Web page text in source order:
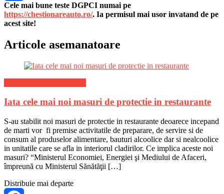
Share
Cele mai bune teste DGPCI numai pe
https://chestionareauto.ro/. Ia permisul mai usor invatand de pe
acest site!
Articole asemanatoare
Iata cele mai noi masuri de protectie in restaurante
S-au stabilit noi masuri de protectie in restaurante deoarece incepand
de marti vor fi premise activitatile de preparare, de servire si de
consum al produselor alimentare, bauturi alcoolice dar si nealcoolice
in unitatile care se afla in interiorul cladirilor. Ce implica aceste noi
masuri? “Ministerul Economiei, Energiei şi Mediului de Afaceri,
împreună cu Ministerul Sănătăţii […]
Distribuie mai departe